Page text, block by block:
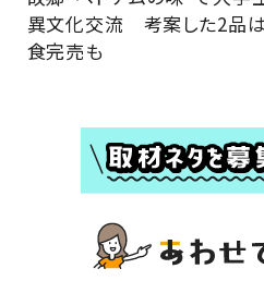
異文化交流 考案した2品
食完売も